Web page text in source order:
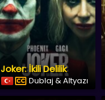
Joker: İkili Delilik
Dublaj & Altyazı